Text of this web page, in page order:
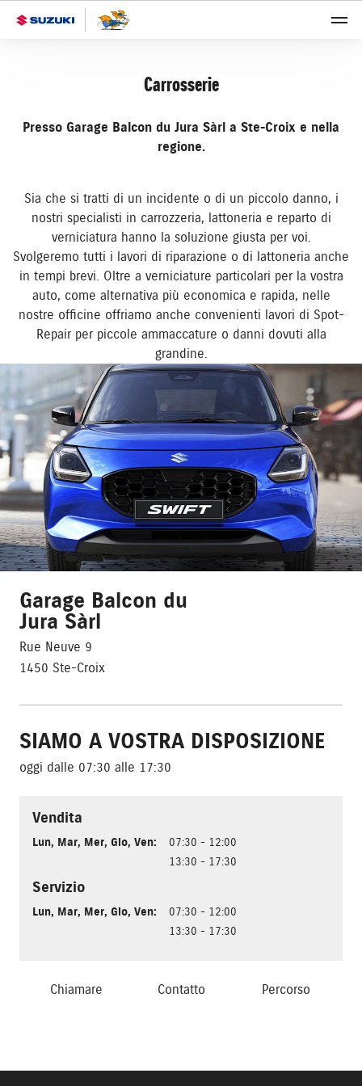
Carrosserie
Presso Garage Balcon du Jura Sàrl a Ste-Croix e nella
regione.
Sia che si tratti di un incidente o di un piccolo danno, i
nostri specialisti in carrozzeria, lattoneria e reparto di
verniciatura hanno la soluzione giusta per voi.
Svolgeremo tutti i lavori di riparazione o di lattoneria anche
in tempi brevi. Oltre a verniciature particolari per la vostra
auto, come alternativa più economica e rapida, nelle
nostre officine offriamo anche convenienti lavori di Spot-
Repair per piccole ammaccature o danni dovuti alla
grandine.
Garage Balcon du
Jura Sàrl
Rue Neuve 9
1450 Ste-Croix
SIAMO A VOSTRA DISPOSIZIONE
oggi dalle 07:30 alle 17:30
Vendita
Lun, Mar, Mer, Gio, Ven:
07:30 - 12:00
13:30 - 17:30
Servizio
Lun, Mar, Mer, Gio, Ven:
07:30 - 12:00
13:30 - 17:30
Chiamare Contatto Percorso